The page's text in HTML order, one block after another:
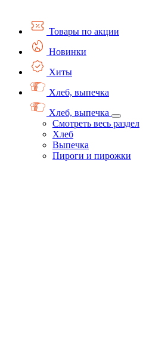
Товары по акции
Новинки
Хиты
Хлеб, выпечка
Хлеб, выпечка
Смотреть весь раздел
Хлеб
Выпечка
Пироги и пирожки